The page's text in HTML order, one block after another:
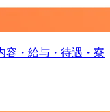
容・給与・待遇・寮